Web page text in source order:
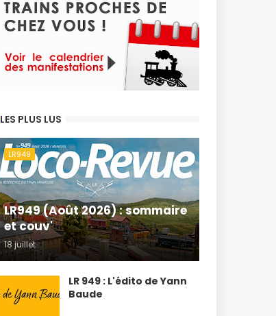
LES PLUS LUS
LR949
LR949 (Août 2026) : sommaire
et couv'
18 juillet
LR 949 : L'édito de Yann
Baude